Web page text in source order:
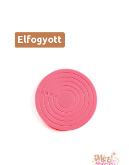
Elfogyott